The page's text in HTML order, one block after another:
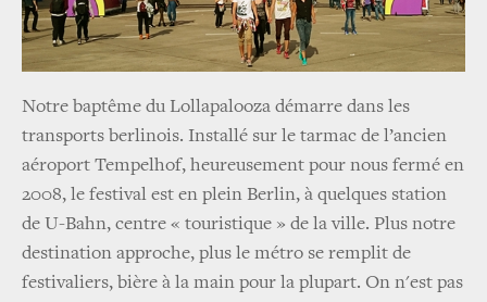
Notre baptême du Lollapalooza démarre dans les
transports berlinois. Installé sur le tarmac de l’ancien
aéroport Tempelhof, heureusement pour nous fermé en
2008, le festival est en plein Berlin, à quelques station
de U-Bahn, centre « touristique » de la ville. Plus notre
destination approche, plus le métro se remplit de
festivaliers, bière à la main pour la plupart. On n'est pas